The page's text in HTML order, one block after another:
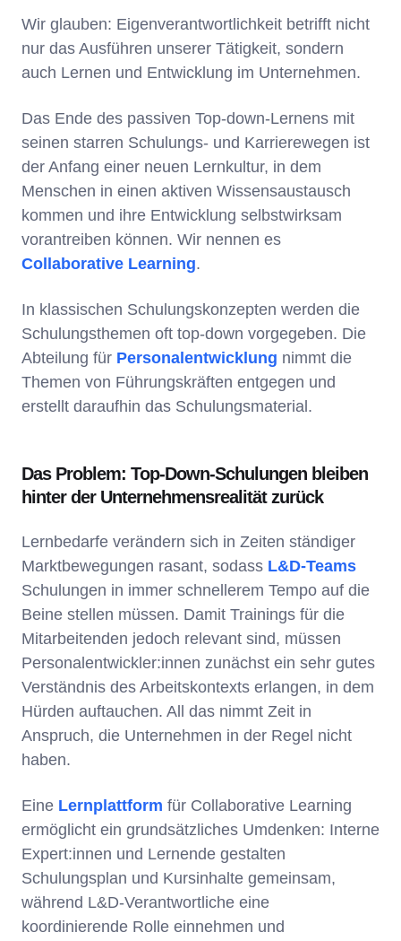
Wir glauben: Eigenverantwortlichkeit betrifft nicht
nur das Ausführen unserer Tätigkeit, sondern
auch Lernen und Entwicklung im Unternehmen.
Das Ende des passiven Top-down-Lernens mit
seinen starren Schulungs- und Karrierewegen ist
der Anfang einer neuen Lernkultur, in dem
Menschen in einen aktiven Wissensaustausch
kommen und ihre Entwicklung selbstwirksam
vorantreiben können. Wir nennen es
Collaborative Learning.
In klassischen Schulungskonzepten werden die
Schulungsthemen oft top-down vorgegeben. Die
Abteilung für Personalentwicklung nimmt die
Themen von Führungskräften entgegen und
erstellt daraufhin das Schulungsmaterial.
Das Problem: Top-Down-Schulungen bleiben
hinter der Unternehmensrealität zurück
Lernbedarfe verändern sich in Zeiten ständiger
Marktbewegungen rasant, sodass L&D-Teams
Schulungen in immer schnellerem Tempo auf die
Beine stellen müssen. Damit Trainings für die
Mitarbeitenden jedoch relevant sind, müssen
Personalentwickler:innen zunächst ein sehr gutes
Verständnis des Arbeitskontexts erlangen, in dem
Hürden auftauchen. All das nimmt Zeit in
Anspruch, die Unternehmen in der Regel nicht
haben.
Eine Lernplattform für Collaborative Learning
ermöglicht ein grundsätzliches Umdenken: Interne
Expert:innen und Lernende gestalten
Schulungsplan und Kursinhalte gemeinsam,
während L&D-Verantwortliche eine
koordinierende Rolle einnehmen und